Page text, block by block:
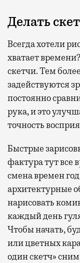
Делать
Всегда хотели
хватает
скетчи. Тем
задействуются
постоянно
рука, и это
точность
Быстрые
фактура тут все
смена времен
архитектурные
нарисовать
каждый день
Чтобы начать,
или цветных
один скетч»